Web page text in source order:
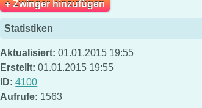
+ Zwinger hinzufügen
Statistiken
Aktualisiert: 01.01.2015 19:55
Erstellt: 01.01.2015 19:55
ID: 4100
Aufrufe: 1563